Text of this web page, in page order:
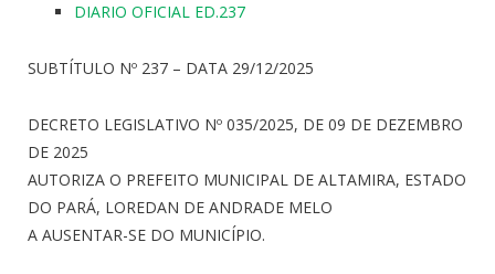
DIARIO OFICIAL ED.237
SUBTÍTULO Nº 237 – DATA 29/12/2025
DECRETO LEGISLATIVO Nº 035/2025, DE 09 DE DEZEMBRO
DE 2025
AUTORIZA O PREFEITO MUNICIPAL DE ALTAMIRA, ESTADO
DO PARÁ, LOREDAN DE ANDRADE MELO
A AUSENTAR-SE DO MUNICÍPIO.